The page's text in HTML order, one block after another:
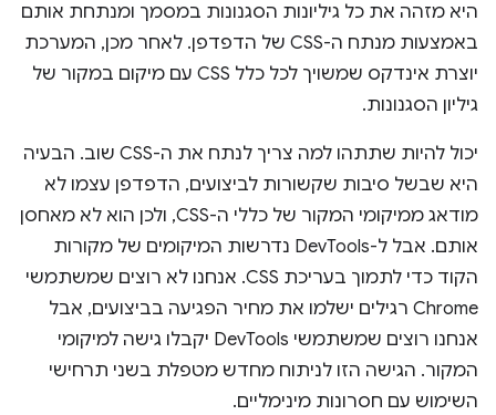
היא מזהה את כל גיליונות הסגנונות במסמך ומנתחת אותם
באמצעות מנתח ה-CSS של הדפדפן. לאחר מכן, המערכת
יוצרת אינדקס שמשויך לכל כלל CSS עם מיקום במקור של
גיליון הסגנונות.
יכול להיות שתתהו למה צריך לנתח את ה-CSS שוב. הבעיה
היא שבשל סיבות שקשורות לביצועים, הדפדפן עצמו לא
מודאג ממיקומי המקור של כללי ה-CSS, ולכן הוא לא מאחסן
אותם. אבל ל-DevTools נדרשות המיקומים של מקורות
הקוד כדי לתמוך בעריכת CSS. אנחנו לא רוצים שמשתמשי
Chrome רגילים ישלמו את מחיר הפגיעה בביצועים, אבל
אנחנו רוצים שמשתמשי DevTools יקבלו גישה למיקומי
המקור. הגישה הזו לניתוח מחדש מטפלת בשני תרחישי
השימוש עם חסרונות מינימליים.